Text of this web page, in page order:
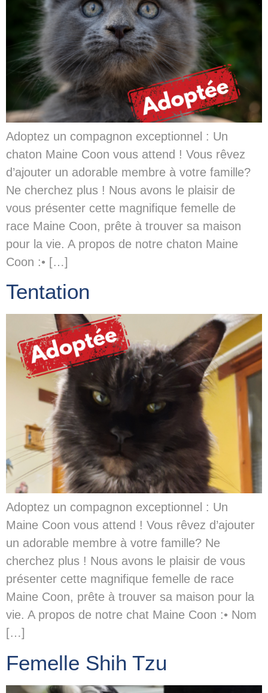
Adoptez un compagnon exceptionnel : Un
chaton Maine Coon vous attend ! Vous rêvez
d’ajouter un adorable membre à votre famille?
Ne cherchez plus ! Nous avons le plaisir de
vous présenter cette magnifique femelle de
race Maine Coon, prête à trouver sa maison
pour la vie. A propos de notre chaton Maine
Coon :• […]
Tentation
Adoptez un compagnon exceptionnel : Un
Maine Coon vous attend ! Vous rêvez d’ajouter
un adorable membre à votre famille? Ne
cherchez plus ! Nous avons le plaisir de vous
présenter cette magnifique femelle de race
Maine Coon, prête à trouver sa maison pour la
vie. A propos de notre chat Maine Coon :• Nom
[…]
Femelle Shih Tzu